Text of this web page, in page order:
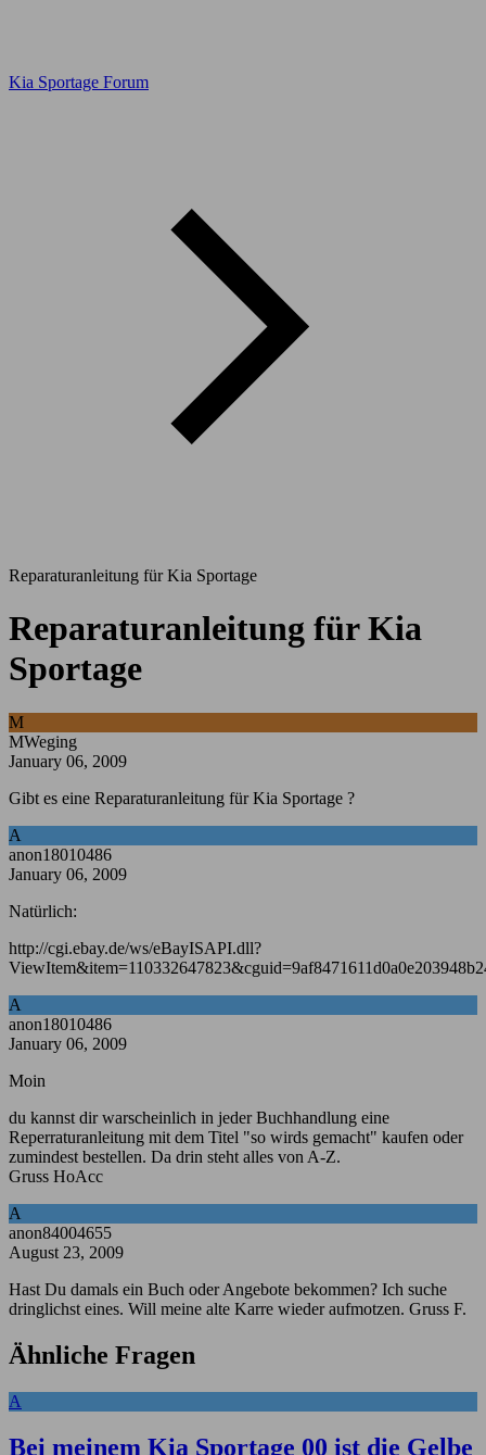
Kia Sportage Forum
Reparaturanleitung für Kia Sportage
Reparaturanleitung für Kia
Sportage
M
MWeging
January 06, 2009
Gibt es eine Reparaturanleitung für Kia Sportage ?
A
anon18010486
January 06, 2009
Natürlich:
http://cgi.ebay.de/ws/eBayISAPI.dll?
A
anon18010486
January 06, 2009
Moin
du kannst dir warscheinlich in jeder Buchhandlung eine
Reperraturanleitung mit dem Titel "so wirds gemacht" kaufen oder
zumindest bestellen. Da drin steht alles von A-Z.
Gruss HoAcc
A
anon84004655
August 23, 2009
Hast Du damals ein Buch oder Angebote bekommen? Ich suche
dringlichst eines. Will meine alte Karre wieder aufmotzen. Gruss F.
Ähnliche Fragen
A
Bei meinem Kia Sportage 00 ist die Gelbe